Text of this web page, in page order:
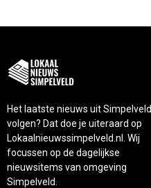
Het laatste nieuws uit Simpelveld
volgen? Dat doe je uiteraard op
Lokaalnieuwssimpelveld.nl. Wij
focussen op de dagelijkse
nieuwsitems van omgeving
Simpelveld.